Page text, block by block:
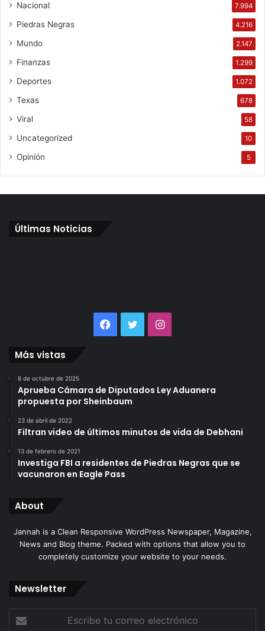
Nacional 7.994
Piedras Negras 4.216
Mundo 2.147
Finanzas 1.299
Deportes 1.072
Texas 678
Viral 58
Uncategorized 10
Opinión 5
Últimas Noticias
Facebook
TwitterInstagram
Más vistas
8 de octubre de 2025
Aprueba Cámara de Diputados Ley Aduanera
propuesta por Sheinbaum
23 de abril de 2022
Filtran video de últimos minutos de vida de Debhani
13 de febrero de 2021
Investiga FBI a residentes de Piedras Negras que se
vacunaron en Eagle Pass
About
Jannah is a Clean Responsive WordPress Newspaper, Magazine,
News and Blog theme. Packed with options that allow you to
completely customize your website to your needs.
Newsletter